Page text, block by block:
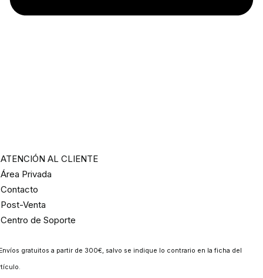
ATENCIÓN AL CLIENTE
Área Privada
Contacto
Post-Venta
Centro de Soporte
gratuitos a partir de 300€, salvo se indique lo contrario en la ficha del